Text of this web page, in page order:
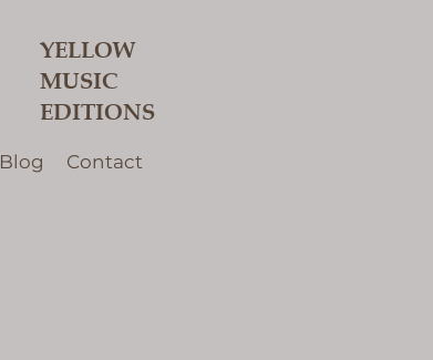
YELLOW
MUSIC
EDITIONS
Blog Contact